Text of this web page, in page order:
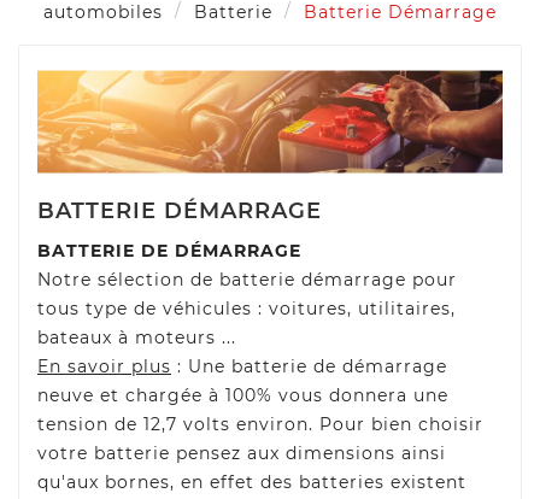
automobiles
Batterie Batterie Démarrage
BATTERIE DÉMARRAGE
BATTERIE DE DÉMARRAGE
Notre sélection de batterie démarrage pour
tous type de véhicules : voitures, utilitaires,
bateaux à moteurs ...
En savoir plus : Une batterie de démarrage
neuve et chargée à 100% vous donnera une
tension de 12,7 volts environ. Pour bien choisir
votre batterie pensez aux dimensions ainsi
qu'aux bornes, en effet des batteries existent